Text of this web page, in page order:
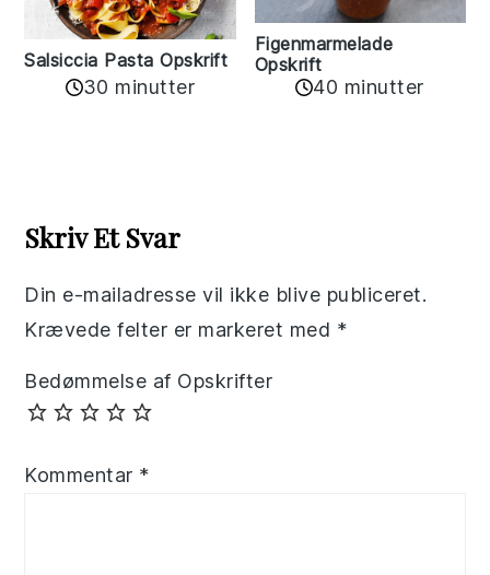
Salsiccia Pasta Opskrift
30 minutter
Figenmarmelade
Opskrift
40 minutter
Interactions
Skriv Et Svar
Din e-mailadresse vil ikke blive publiceret.
Krævede felter er markeret med *
Bedømmelse af Opskrifter
Kommentar *